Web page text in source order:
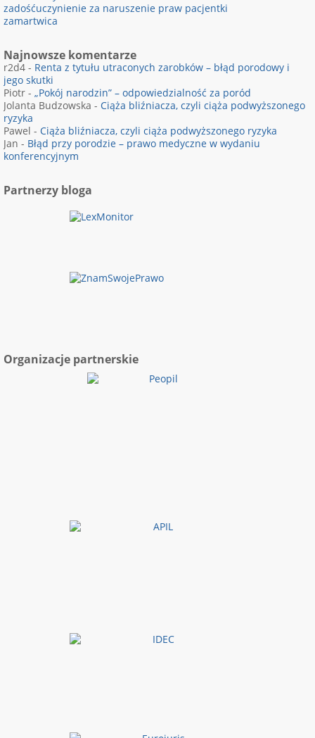
zadośćuczynienie za naruszenie praw pacjentki
zamartwica
Najnowsze komentarze
r2d4 - Renta z tytułu utraconych zarobków – błąd porodowy i
jego skutki
Piotr - „Pokój narodzin” – odpowiedzialność za poród
Jolanta Budzowska - Ciąża bliźniacza, czyli ciąża podwyższonego
ryzyka
Pawel - Ciąża bliźniacza, czyli ciąża podwyższonego ryzyka
Jan - Błąd przy porodzie – prawo medyczne w wydaniu
konferencyjnym
Partnerzy bloga
Organizacje partnerskie